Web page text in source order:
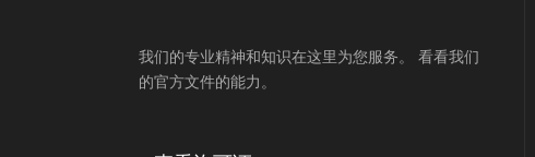
我们的专业精神和知识在这里为您服务。 看看我们
的官方文件的能力。